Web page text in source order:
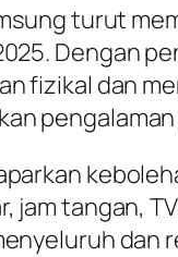
turut
Dengan
fizikal dan
jam tangan,
dan